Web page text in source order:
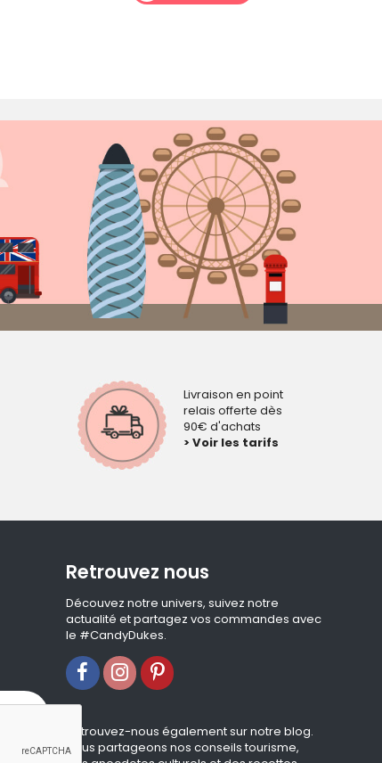
Livraison en point
relais offerte dès
90€ d'achats
> Voir les tarifs
Retrouvez nous
Découvez notre univers, suivez notre
actualité et partagez vos commandes avec
le #CandyDukes.
Retrouvez-nous également sur notre blog.
Nous partageons nos conseils tourisme,